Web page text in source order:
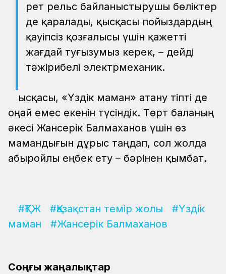
рет рельс байланыстырушы бөліктер
де қаралады, қысқасы пойыздардың
қауіпсіз қозғалысы үшін қажетті
жағдай туғызумыз керек, – дейді
тәжірибелі электрмеханик.
Қысқасы, «Үздік маман» атану тіпті де
оңай емес екенін түсіндік. Төрт баланың
әкесі Жансерік Балмаханов үшін өз
мамандығын дұрыс таңдап, сол жолда
абыройлы еңбек ету – бәрінен қымбат.
#ҚТЖ #Қазақстан темір жолы
#Үздік
маман
#Жансерік Балмаханов
Соңғы жаңалықтар